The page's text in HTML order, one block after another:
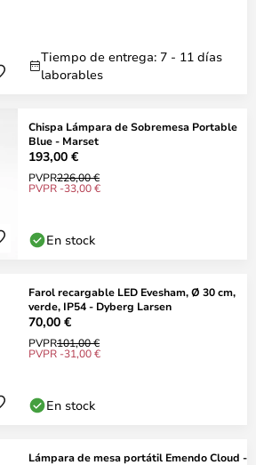
Tiempo de entrega: 7 - 11 días
laborables
Chispa Lámpara de Sobremesa Portable
Blue - Marset
193,00 €
PVPR226,00 €
PVPR -33,00 €
En stock
Farol recargable LED Evesham, Ø 30 cm,
verde, IP54 - Dyberg Larsen
70,00 €
PVPR101,00 €
PVPR -31,00 €
En stock
Lámpara de mesa portátil Emendo Cloud -